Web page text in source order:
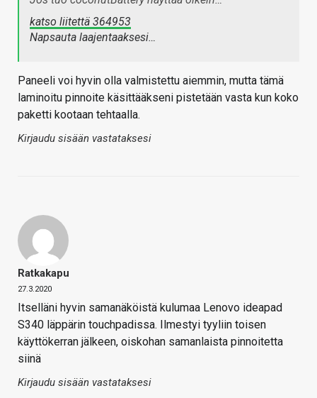
katso liitettä 364953
Napsauta laajentaaksesi…
Paneeli voi hyvin olla valmistettu aiemmin, mutta tämä
laminoitu pinnoite käsittääkseni pistetään vasta kun koko
paketti kootaan tehtaalla.
Kirjaudu sisään vastataksesi
Ratkakapu
27.3.2020
Itselläni hyvin samanäköistä kulumaa Lenovo ideapad
S340 läppärin touchpadissa. Ilmestyi tyyliin toisen
käyttökerran jälkeen, oiskohan samanlaista pinnoitetta
siinä
Kirjaudu sisään vastataksesi